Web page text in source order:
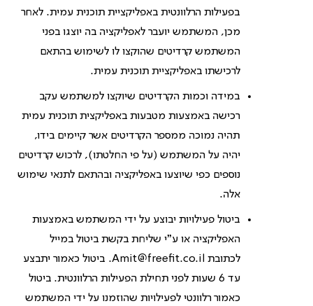
בפעילות הרלוונטית באפליקציית תוכנית עמית. לאחר
מכן, המשתמש יועבר לאפליקציה בה יוצגו בפני
המשתמש קרדיטים שהוקצו לו לשימוש בהתאם
לרכישתו באפליקציית תוכנית עמית.
במידה וכמות הקרדיטים שיוקצו למשתמש עקב
רכישה באמצעות מטבעות באפליקצית תוכנית עמית
תהיה נמוכה ממספר הקרדיטים אשר קיימים בידו,
יהיה על המשתמש (על פי החלטתו), לרכוש קרדיטים
נוספים כפי שיוצעו באפליקציה ובהתאם לתנאי שימוש
אלה.
ביטול פעילויות יבוצע על ידי המשתמש באמצעות
האפליקציה או ע"י שליחת בקשת ביטול במייל
לכתובת Amit@freefit.co.il. ביטול כאמור יתבצע
עד 6 שעות לפני תחילת הפעילות הרלוונטית. ביטול
כאמור רלוונטי לפעילויות שהוזמנו על ידי המשתמש